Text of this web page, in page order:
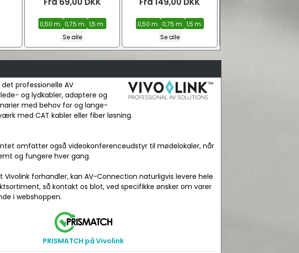
0,50 m. 0,75 m. 1,5 m.
Se alle
0,50 m. 0,75 m. 1,5 m.
Se alle
professionelle AV
og lydkabler, adaptere og
med behov for og lange-
med CAT kabler eller fiber løsning.
omfatter også videokonferenceudstyr til mødelokaler, når
og fungere hver gang.
Vivolink forhandler, kan AV-Connection naturligvis levere hele
så kontakt os blot, ved specifikke ønsker om varer
i webshoppen.
PRISMATCH på Vivolink